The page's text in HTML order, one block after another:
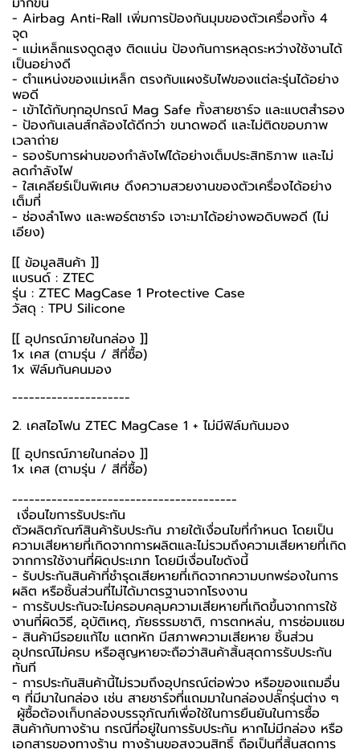
- Airbag Anti-Rall เพิ่มการป้องกันมุมของตัวเครื่องทั้ง 4
จุด
- แม่เหล็กแรงดูดสูง ติดแน่น ป้องกันการหลุดระหว่างใช้งานได้
เป็นอย่างดี
- ตำแหน่งของแม่เหล็ก ตรงกับแผงรับไฟของแต่ละรุ่นได้อย่าง
พอดี
- เข้าได้กับทุกอุปกรณ์ Mag Safe ทั้งสายชาร์จ และแบตสำรอง
- ป้องกันเลนส์กล้องได้ดีกว่า ขนาดพอดี และไม่ติดขอบภาพ
เวลาถ่าย
- รองรับการผ่านของกำลังไฟได้อย่างเต็มประสิทธิภาพ และไม่
ลดกำลังไฟ
- ใสเคลียร์เป็นพิเศษ ดึงความสวยงานของตัวเครื่องได้อย่าง
เต็มที่
- ช่องลำโพง และพอร์ตชาร์จ เจาะมาได้อย่างพอดิบพอดี (ไม่
เอียง)
[[ ข้อมูลสินค้า ]]
แบรนด์ : ZTEC
รุ่น : ZTEC MagCase 1 Protective Case
วัสดุ : TPU Silicone
[[ อุปกรณ์ภายในกล่อง ]]
1x เคส (ตามรุ่น / สีที่ซื้อ)
1x ฟิล์มกันคนมอง
---------------------
2. เคสไอโฟน ZTEC MagCase 1 + ไม่มีฟิล์มกันมอง
[[ อุปกรณ์ภายในกล่อง ]]
1x เคส (ตามรุ่น / สีที่ซื้อ)
----------------------------------------
️ เงื่อนไขการรับประกัน ️
ตัวผลิตภัณฑ์สินค้ารับประกัน ภายใต้เงื่อนไขที่กำหนด โดยเป็น
ความเสียหายที่เกิดจากการผลิตและไม่รวมถึงความเสียหายที่เกิด
จากการใช้งานที่ผิดประเภท โดยมีเงื่อนไขดังนี้
- รับประกันสินค้าที่ชำรุดเสียหายที่เกิดจากความบกพร่องในการ
ผลิต หรือชิ้นส่วนที่ไม่ได้มาตรฐานจากโรงงาน
- การรับประกันจะไม่ครอบคลุมความเสียหายที่เกิดขึ้นจากการใช้
งานที่ผิดวิธี, อุบัติเหตุ, ภัยธรรมชาติ, การตกหล่น, การซ่อมแซม
- สินค้ามีรอยแก้ไข แตกหัก มีสภาพความเสียหาย ชิ้นส่วน
อุปกรณ์ไม่ครบ หรือสูญหายจะถือว่าสินค้าสิ้นสุดการรับประกัน
ทันที
- การประกันสินค้านี้ไม่รวมถึงอุปกรณ์ต่อพ่วง หรือของแถมอื่น
ๆ ที่มีมาในกล่อง เช่น สายชาร์จที่แถมมาในกล่องปลั๊กรุ่นต่าง ๆ
️ ผู้ซื้อต้องเก็บกล่องบรรจุภัณฑ์เพื่อใช้ในการยืนยันในการซื้อ
สินค้ากับทางร้าน กรณีที่อยู่ในการรับประกัน หากไม่มีกล่อง หรือ
เอกสารของทางร้าน ทางร้านขอสงวนสิทธิ์ ถือเป็นที่สิ้นสุดการ